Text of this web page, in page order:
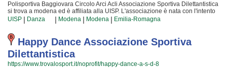
Polisportiva Baggiovara Circolo Arci Acli Associazione Sportiva Dilettantistica
si trova a modena ed è affiliata alla UISP. L'associazione è nata con l'intento
di promuovere Le arti marziali organizzando corsi rivolti a bambini, ragazzi e
adulti. Se desiderate che vostro figlio o vostra figlia impari la disciplina, il
rispetto e la concentrazione, Le arti marziali è sicuramente lo sport giusto. I
loro maestri di arti marziali seguiranno i vostri figli quotidianamente, ma
restando sempre nell'ottica di sviluppare i talenti e le capacità personali di
ciascun atleta. Polisportiva Baggiovara Circolo Arci Acli Associazione
Sportiva Dilettantistica da sempre accoglie i bambini e i ragazzi di modena,
in un ambiente serio e sano, in cui i vostri figli troveranno sicuramente uno
UISP | Danza | Modena | Modena | Emilia-Romagna
Happy Dance Associazione Sportiva
Dilettantistica
https://www.trovalosport.it/noprofit/happy-dance-a-s-d-8